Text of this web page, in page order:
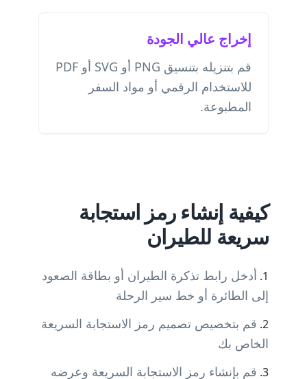
إخراج عالي الجودة
قم بتنزيله بتنسيق PNG أو SVG أو PDF
للاستخدام الرقمي أو مواد السفر
المطبوعة.
كيفية إنشاء رمز استجابة
سريعة للطيران
أدخل رابط تذكرة الطيران أو بطاقة الصعود
إلى الطائرة أو خط سير الرحلة
قم بتخصيص تصميم رمز الاستجابة السريعة
الخاص بك
قم بإنشاء رمز الاستجابة السريعة وعرضه